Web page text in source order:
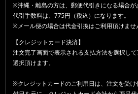
※沖縄・離島の方は、郵便代引きになる場合が
代引手数料は、775円（税込）になります。
※メール便の場合は代金引換はご利用頂けませ
【クレジットカード決済】
注文完了画面で表示される支払方法を選択し
選択頂けます。
※クレジットカードのご利用日は、注文を受け